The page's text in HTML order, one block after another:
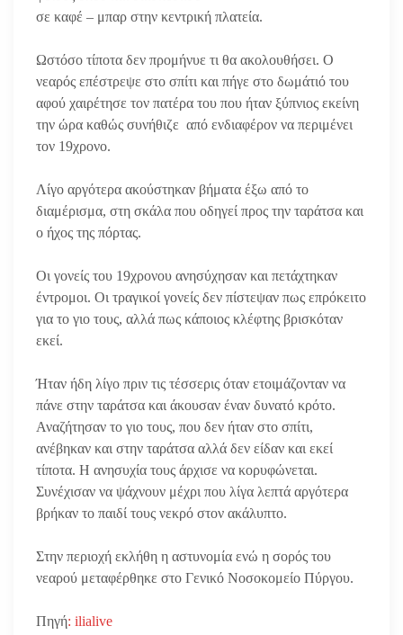
σε καφέ – μπαρ στην κεντρική πλατεία.
Ωστόσο τίποτα δεν προμήνυε τι θα ακολουθήσει. Ο
νεαρός επέστρεψε στο σπίτι και πήγε στο δωμάτιό του
αφού χαιρέτησε τον πατέρα του που ήταν ξύπνιος εκείνη
την ώρα καθώς συνήθιζε από ενδιαφέρον να περιμένει
τον 19χρονο.
Λίγο αργότερα ακούστηκαν βήματα έξω από το
διαμέρισμα, στη σκάλα που οδηγεί προς την ταράτσα και
ο ήχος της πόρτας.
Οι γονείς του 19χρονου ανησύχησαν και πετάχτηκαν
έντρομοι. Οι τραγικοί γονείς δεν πίστεψαν πως επρόκειτο
για το γιο τους, αλλά πως κάποιος κλέφτης βρισκόταν
εκεί.
Ήταν ήδη λίγο πριν τις τέσσερις όταν ετοιμάζονταν να
πάνε στην ταράτσα και άκουσαν έναν δυνατό κρότο.
Αναζήτησαν το γιο τους, που δεν ήταν στο σπίτι,
ανέβηκαν και στην ταράτσα αλλά δεν είδαν και εκεί
τίποτα. Η ανησυχία τους άρχισε να κορυφώνεται.
Συνέχισαν να ψάχνουν μέχρι που λίγα λεπτά αργότερα
βρήκαν το παιδί τους νεκρό στον ακάλυπτο.
Στην περιοχή εκλήθη η αστυνομία ενώ η σορός του
νεαρού μεταφέρθηκε στο Γενικό Νοσοκομείο Πύργου.
Πηγή: ilialive